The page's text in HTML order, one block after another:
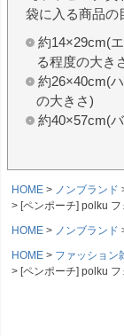
袋に入る商品の
約14×29cm(
る程度の大き
約26×40cm(
の大きさ)
約40×57cm(
HOME ノンブランド
[ペンポーチ] polku
HOME
ノンブランド
HOME
ファッション
[ペンポーチ] polku